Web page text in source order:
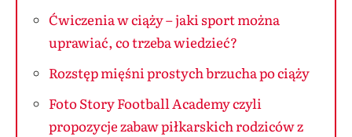
Ćwiczenia w ciąży – jaki sport można
uprawiać, co trzeba wiedzieć?
Rozstęp mięśni prostych brzucha po ciąży
Foto Story Football Academy czyli
propozycje zabaw piłkarskich rodziców z